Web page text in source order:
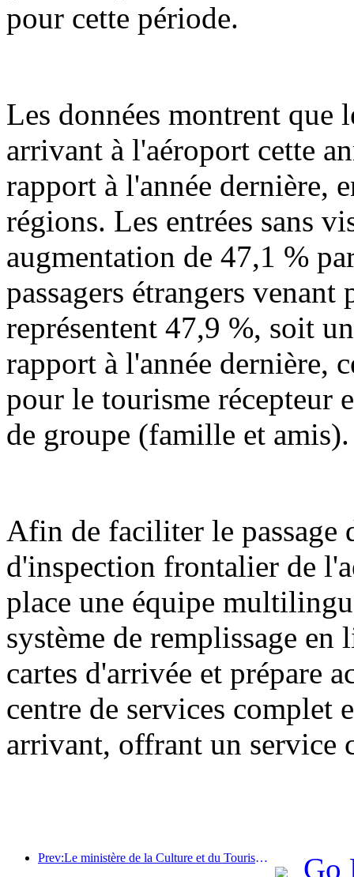
pour cette période.
Les données montrent que
arrivant à l'aéroport cette
rapport à l'année dernière,
régions. Les entrées sans
augmentation de 47,1 %
passagers étrangers
représentent 47,9 %, soit
rapport à l'année dernière,
pour le tourisme récepteur
de groupe (famille et amis).
Afin de faciliter le passage
d'inspection frontalier de
place une équipe
système de remplissage
cartes d'arrivée et prépare
centre de services complet
arrivant, offrant un service
Prev:Le ministère de la Culture et du Tourisme a indiqué qu'en 2025, 16 994 sites touristiques de niveau A ont accueilli 7,51 milliards de visiteurs, générant des recettes touristiques de 554,49 milliards de yuans. Go